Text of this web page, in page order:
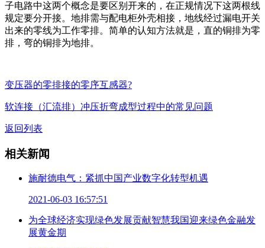
子电路中这两个概念是要区别开来的，在正规情况下这两根线
规定要分开接。地排需与配电柜外壳相接，地线经过漏电开关
出来的零线为工作零排。简单的认知方法就是，直的铜排为零
排，弯的铜排为地排。
变压器的零排接的零序互感器?
软连接（汇流排）冲压折弯成型过程中的常见问题
返回列表
相关新闻
施耐德电气：紧抓中国产业数字化转型机遇
2021-06-03 16:57:51
为全球经济实现绿色发展贡献智慧我国迎来绿色金融发
展黄金期